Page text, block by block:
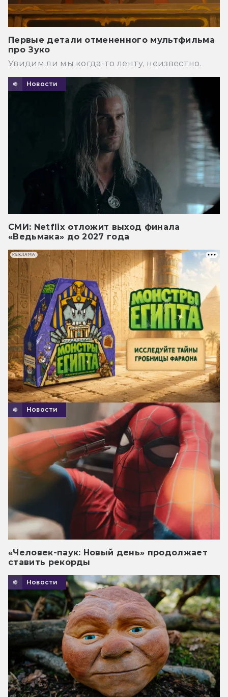
Первые детали отмененного мультфильма
про Зуко
Увидим ли мы когда-то ленту, неизвестно.
Новости
СМИ: Netflix отложит выход финала
«Ведьмака» до 2027 года
Новости
«Человек-паук: Новый день» продолжает
ставить рекорды
Новости
РЕКЛАМА